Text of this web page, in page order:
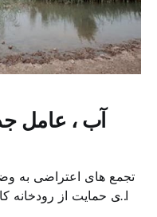
آب ، عامل
تجمع های اعتراضی به
برا ی حمایت از